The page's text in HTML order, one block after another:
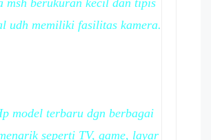
msh berukuran kecil dan tipis
udh memiliki fasilitas kamera.
model terbaru dgn berbagai
seperti TV, game, layar